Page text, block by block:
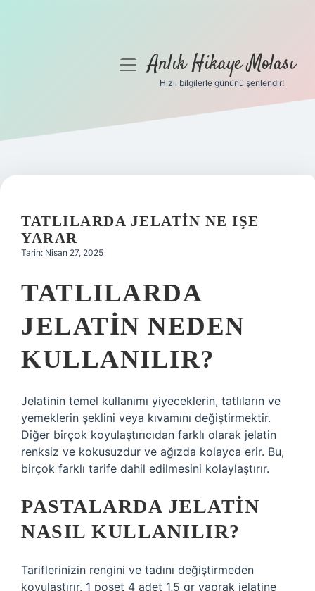
Gizlilik Politikası
Yasal Uyarı
menüyüAnlık Hikaye Molası
Hızlı bilgilerle gününü şenlendir!
TATLILARDA JELATIN NE IŞE
YARAR
Tarih: Nisan 27, 2025
TATLILARDA
JELATIN NEDEN
KULLANILIR?
Jelatinin temel kullanımı yiyeceklerin, tatlıların ve
yemeklerin şeklini veya kıvamını değiştirmektir.
Diğer birçok koyulaştırıcıdan farklı olarak jelatin
renksiz ve kokusuzdur ve ağızda kolayca erir. Bu,
birçok farklı tarife dahil edilmesini kolaylaştırır.
PASTALARDA JELATIN
NASIL KULLANILIR?
Tariflerinizin rengini ve tadını değiştirmeden
koyulaştırır. 1 poşet 4 adet 1,5 gr yaprak jelatine